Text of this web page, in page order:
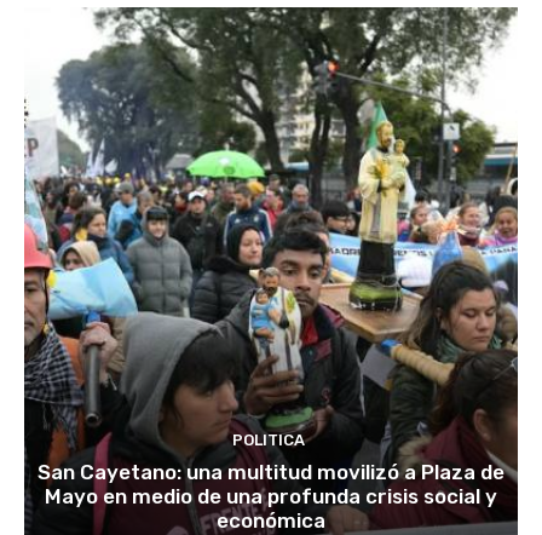
POLITICA
San Cayetano: una multitud movilizó a Plaza de
Mayo en medio de una profunda crisis social y
económica